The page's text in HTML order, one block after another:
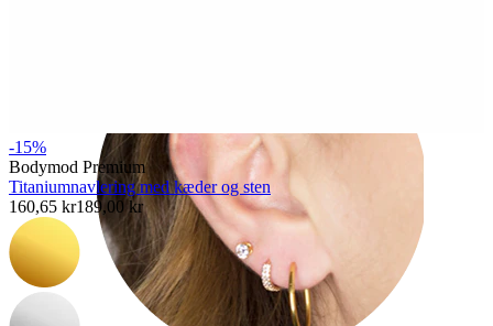
-15%
Bodymod Premium
Titaniumnavlering med kæder og sten
160,65 kr189,00 kr